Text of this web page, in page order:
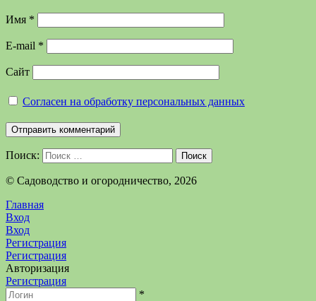
Имя *
E-mail *
Сайт
Согласен на обработку персональных данных
Поиск: Поиск
©️ Садоводство и огородничество, 2026
Главная
Вход
Вход
Регистрация
Регистрация
Авторизация
Регистрация
*